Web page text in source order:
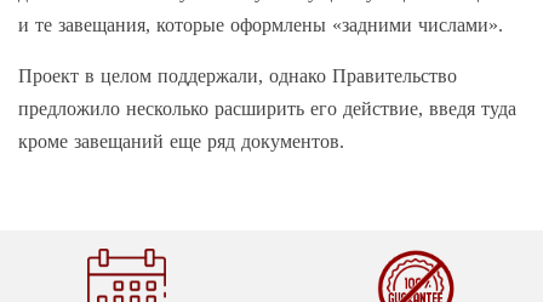
и те завещания, которые оформлены «задними числами».
Проект в целом поддержали, однако Правительство
предложило несколько расширить его действие, введя туда
кроме завещаний еще ряд документов.